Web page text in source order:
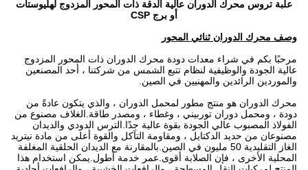
علبة تروس محرك الدوران عالية الدقة ذات المحور المزدوج لهليوستات
أو برج CSP
وصف محرك الدوران ثنائي المحور
مرحبًا بكم في شراء معدات دودة محرك الدوران ذات المحور المزدوج
عالية الجودة والوظيفية لنظام تتبع الشمس من شركتنا ، أحد المصنعين
والموردين الرائدين والمهنيين في الصين.
محرك الدوران هو منتج مطور لمحمل الدوران ، والذي يتكون عادةً من
دودة ، ومحمل دوران توربيني ، وغطاء ، ومصدر طاقة.الغلاف مصنوع من
الفولاذ المصبوب عالي الجودة بقوة عالية جدًا.الترس الدودي والديدان
مصنوعان من حديد الدكتايل ، ومقاومة التآكل والقوة أعلى من مادة نيتريد
الغاز التقليدية 50 مليون في الصين.بالمقارنة مع الديدان الحلقية المغلفة
المحلية الأخرى ، فإن الصلابة أقوى.عمر خدمة أطول.يمكن استخدام هذا